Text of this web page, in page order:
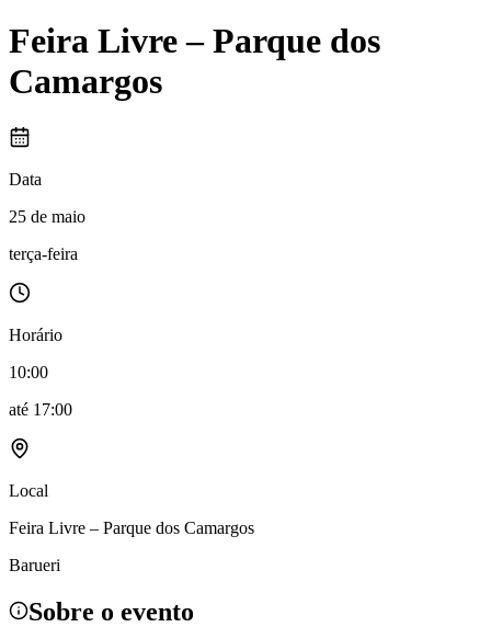
Feira Livre – Parque dos
Camargos
Data
25 de maio
terça-feira
Horário
10:00
até 17:00
Local
Feira Livre – Parque dos Camargos
Barueri
Sobre o evento